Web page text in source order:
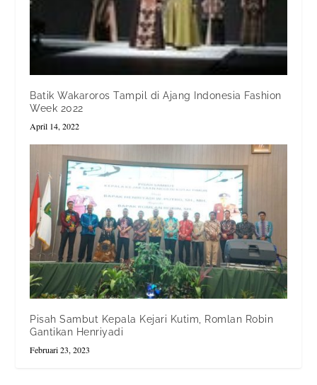
Batik Wakaroros Tampil di Ajang Indonesia Fashion
Week 2022
April 14, 2022
Pisah Sambut Kepala Kejari Kutim, Romlan Robin
Gantikan Henriyadi
Februari 23, 2023